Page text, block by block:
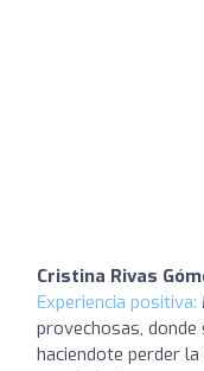
Cristina Rivas
Experiencia positiva:
provechosas,
haciendote perder